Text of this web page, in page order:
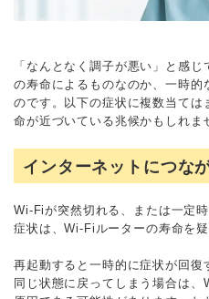
「なんとなく調子が悪い」と感
の寿命によるものなのか、一時的
のです。以下の症状に複数当て
命が近づいている兆候かもしれま
インターネットにつな
Wi-Fiが突然切れる、または一定
症状は、Wi-Fiルーターの寿命を
再起動すると一時的に症状が回復
同じ状態に戻ってしまう場合は